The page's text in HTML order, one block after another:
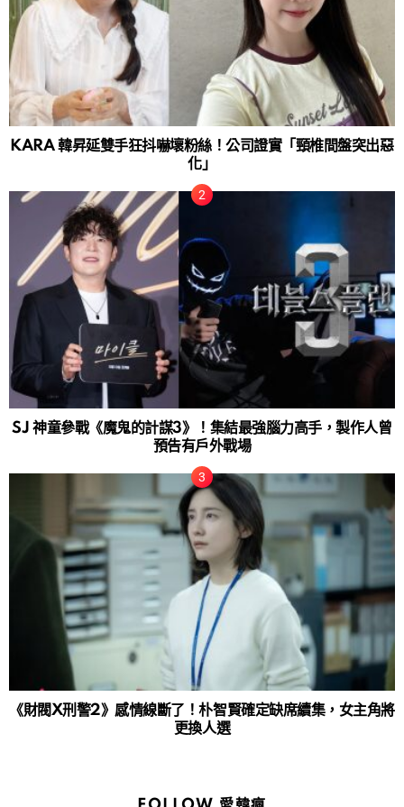
KARA 韓昇延雙手狂抖嚇壞粉絲！公司證實「頸椎間盤突出惡
化」
SJ 神童參戰《魔鬼的計謀3》！集結最強腦力高手，製作人曾
預告有戶外戰場
《財閥X刑警2》感情線斷了！朴智賢確定缺席續集，女主角將
更換人選